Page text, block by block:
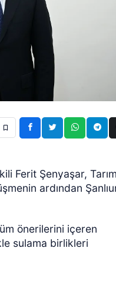
Ferit Şenyaşar, Tarım
ardından
önerilerini içeren
sulama birlikleri